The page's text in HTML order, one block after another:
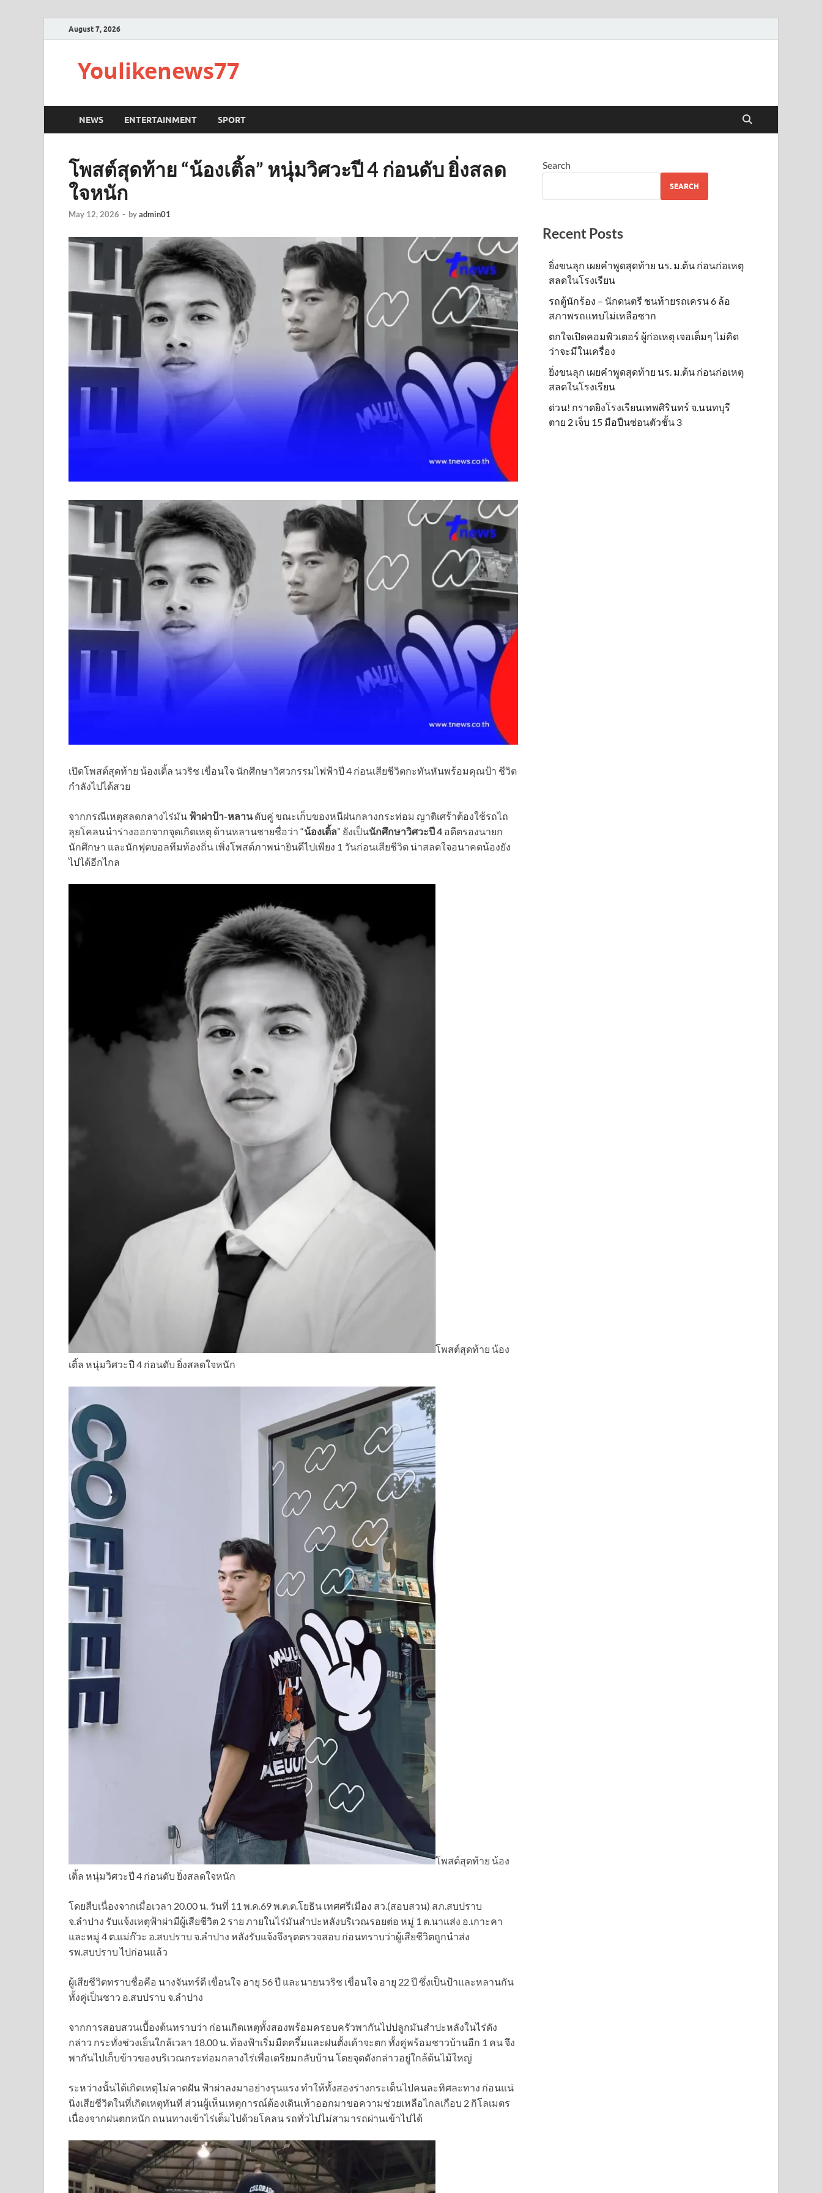
August 7, 2026
Youlikenews77
NEWS ENTERTAINMENT SPORT
โพสต์สุดท้าย “น้องเติ้ล” หนุ่มวิศวะปี 4 ก่อนดับ ยิ่งสลด
ใจหนัก
May 12, 2026 - byadmin01
เปิดโพสต์สุดท้าย น้องเติ้ล นวริช เขื่อนใจ นักศึกษาวิศวกรรมไฟฟ้าปี 4 ก่อนเสียชีวิตกะทันหันพร้อมคุณป้า ชีวิต
กำลังไปได้สวย
จากกรณีเหตุสลดกลางไร่มัน ฟ้าผ่าป้า-หลานดับคู่ ขณะเก็บของหนีฝนกลางกระท่อม ญาติเศร้าต้องใช้รถไถ
ลุยโคลนนำร่างออกจากจุดเกิดเหตุ ด้านหลานชายชื่อว่า “น้องเติ้ล” ยังเป็นนักศึกษาวิศวะปี 4 อดีตรองนายก
นักศึกษา และนักฟุตบอลทีมท้องถิ่น เพิ่งโพสต์ภาพน่ายินดีไปเพียง 1 วันก่อนเสียชีวิต น่าสลดใจอนาคตน้องยัง
ไปได้อีกไกล
โพสต์สุดท้าย น้อง
เติ้ล หนุ่มวิศวะปี 4 ก่อนดับ ยิ่งสลดใจหนัก
โพสต์สุดท้าย น้อง
เติ้ล หนุ่มวิศวะปี 4 ก่อนดับ ยิ่งสลดใจหนัก
โดยสืบเนื่องจากเมื่อเวลา 20.00 น. วันที่ 11 พ.ค.69 พ.ต.ต.โยธิน เทศศรีเมือง สว.(สอบสวน) สภ.สบปราบ
จ.ลำปาง รับแจ้งเหตุฟ้าผ่ามีผู้เสียชีวิต 2 ราย ภายในไร่มันสำปะหลังบริเวณรอยต่อ หมู่ 1 ต.นาแส่ง อ.เกาะคา
และหมู่ 4 ต.แม่ก๊วะ อ.สบปราบ จ.ลำปาง หลังรับแจ้งจึงรุดตรวจสอบ ก่อนทราบว่าผู้เสียชีวิตถูกนำส่ง
รพ.สบปราบ ไปก่อนแล้ว
ผู้เสียชีวิตทราบชื่อคือ นางจันทร์ดี เขื่อนใจ อายุ 56 ปี และนายนวริช เขื่อนใจ อายุ 22 ปี ซึ่งเป็นป้าและหลานกัน
ทั้งคู่เป็นชาว อ.สบปราบ จ.ลำปาง
จากการสอบสวนเบื้องต้นทราบว่า ก่อนเกิดเหตุทั้งสองพร้อมครอบครัวพากันไปปลูกมันสำปะหลังในไร่ดัง
กล่าว กระทั่งช่วงเย็นใกล้เวลา 18.00 น. ท้องฟ้าเริ่มมืดครึ้มและฝนตั้งเค้าจะตก ทั้งคู่พร้อมชาวบ้านอีก 1 คน จึง
พากันไปเก็บข้าวของบริเวณกระท่อมกลางไร่เพื่อเตรียมกลับบ้าน โดยจุดดังกล่าวอยู่ใกล้ต้นไม้ใหญ่
ระหว่างนั้นได้เกิดเหตุไม่คาดฝัน ฟ้าผ่าลงมาอย่างรุนแรง ทำให้ทั้งสองร่างกระเด็นไปคนละทิศละทาง ก่อนแน่
นิ่งเสียชีวิตในที่เกิดเหตุทันที ส่วนผู้เห็นเหตุการณ์ต้องเดินเท้าออกมาขอความช่วยเหลือไกลเกือบ 2 กิโลเมตร
เนื่องจากฝนตกหนัก ถนนทางเข้าไร่เต็มไปด้วยโคลน รถทั่วไปไม่สามารถผ่านเข้าไปได้
Search
SEARCH
Recent Posts
ยิ่งขนลุก เผยคำพูดสุดท้าย นร. ม.ต้น ก่อนก่อเหตุ
สลดในโรงเรียน
รถตู้นักร้อง – นักดนตรี ชนท้ายรถเครน 6 ล้อ
สภาพรถแทบไม่เหลือซาก
ตกใจเปิดคอมพิวเตอร์ ผู้ก่อเหตุ เจอเต็มๆ ไม่คิด
ว่าจะมีในเครื่อง
ยิ่งขนลุก เผยคำพูดสุดท้าย นร. ม.ต้น ก่อนก่อเหตุ
สลดในโรงเรียน
ด่วน! กราดยิงโรงเรียนเทพศิรินทร์ จ.นนทบุรี
ตาย 2 เจ็บ 15 มือปืนซ่อนตัวชั้น 3